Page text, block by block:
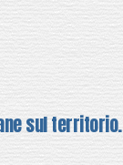
sul